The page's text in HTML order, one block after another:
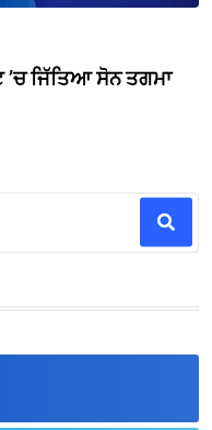
’ਚ ਜਿੱਤਿਆ ਸੋਨ ਤਗਮਾ